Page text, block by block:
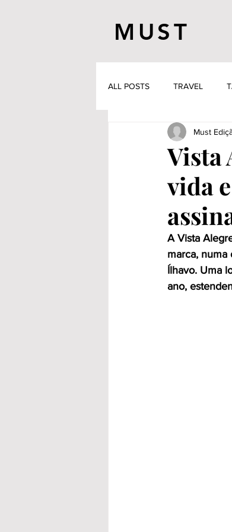
MUST
ALL POSTS TRAVEL
Vista
vida
Must
A Vista
marca, numa
Ílhavo. Uma
ano,